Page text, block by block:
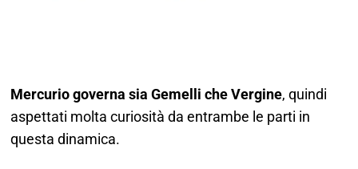
Mercurio governa sia Gemelli che Vergine, quindi
aspettati molta curiosità da entrambe le parti in
questa dinamica.